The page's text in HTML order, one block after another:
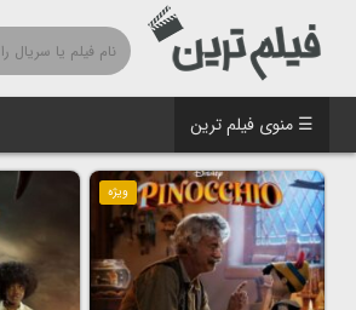
☰ منوی فیلم ترین
ویژه